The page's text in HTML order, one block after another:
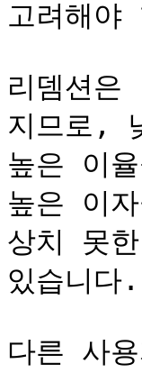
고려해야
리뎀션은
지므로,
높은 이
높은 이
상치 못
있습니다.
다른 사